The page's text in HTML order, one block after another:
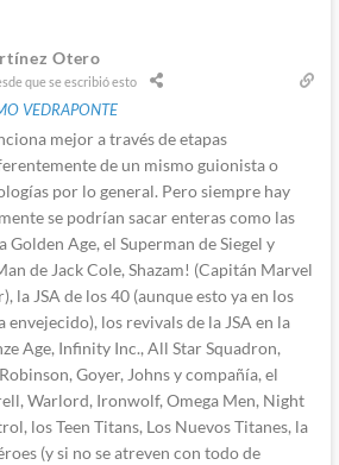
Otero
que se escribió esto
VEDRAPONTE
mejor a través de etapas
de un mismo guionista o
por lo general. Pero siempre hay
se podrían sacar enteras como las
Golden Age, el Superman de Siegel y
de Jack Cole, Shazam! (Capitán Marvel
la JSA de los 40 (aunque esto ya en los
envejecido), los revivals de la JSA en la
Age, Infinity Inc., All Star Squadron,
Goyer, Johns y compañía, el
Warlord, Ironwolf, Omega Men, Night
los Teen Titans, Los Nuevos Titanes, la
(y si no se atreven con todo de